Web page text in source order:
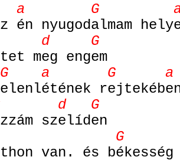
a G
én nyugodalmam
d G
meg engem
a G a
d G
szelíden
G
van. és békesség